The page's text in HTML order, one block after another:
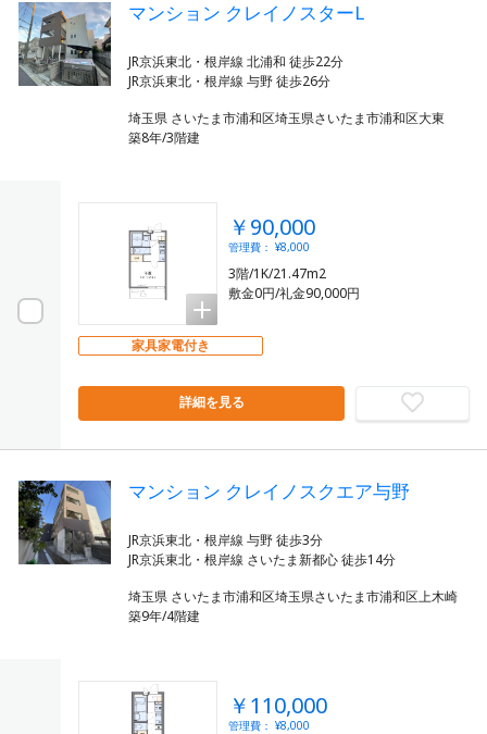
マンション クレイノスターL
JR京浜東北・根岸線 北浦和 徒歩22分
埼玉県 さいたま市浦和区埼玉県さいたま市浦和区大東
築8年/3階建
￥90,000
管理費： ¥8,000
3階/1K/21.47m2
敷金0円/礼金90,000円
家具家電付き
詳細を見る
マンション クレイノスクエア与野
JR京浜東北・根岸線 与野 徒歩3分
埼玉県 さいたま市浦和区埼玉県さいたま市浦和区上木崎
築9年/4階建
￥110,000
管理費： ¥8,000